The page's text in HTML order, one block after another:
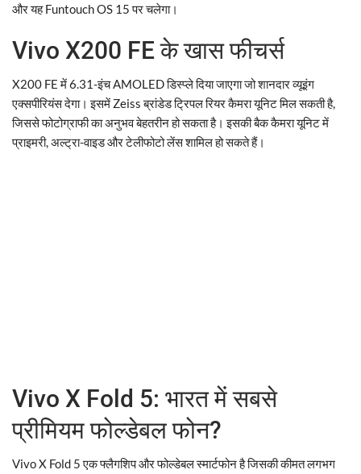
और यह Funtouch OS 15 पर चलेगा।
Vivo X200 FE के खास फीचर्स
X200 FE में 6.31-इंच AMOLED डिस्प्ले दिया जाएगा जो शानदार व्यूइंग
एक्सपीरियंस देगा। इसमें Zeiss ब्रांडेड ट्रिपल रियर कैमरा यूनिट मिल सकती है,
जिससे फोटोग्राफी का अनुभव बेहतरीन हो सकता है। इसकी बैक कैमरा यूनिट में
प्राइमरी, अल्ट्रा-वाइड और टेलीफोटो लेंस शामिल हो सकते हैं।
Vivo X Fold 5: भारत में सबसे
प्रीमियम फोल्डेबल फोन?
Vivo X Fold 5 एक फ्लैगशिप और फोल्डेबल स्मार्टफोन है जिसकी कीमत लगभग